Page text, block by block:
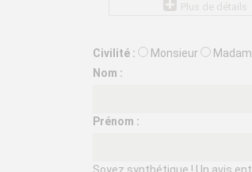
Plus de détails
Civilité : Monsieur
Nom :
Prénom :